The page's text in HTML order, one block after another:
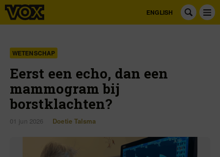
ENGLISH
WETENSCHAP
Eerst een echo, dan een
mammogram bij
borstklachten?
01 jun 2026 Doetie Talsma